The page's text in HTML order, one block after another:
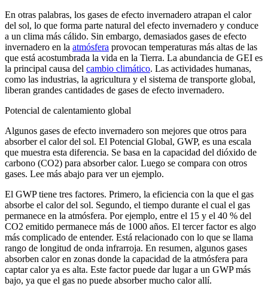
En otras palabras, los gases de efecto invernadero atrapan el calor
del sol, lo que forma parte natural del efecto invernadero y conduce
a un clima más cálido. Sin embargo, demasiados gases de efecto
invernadero en la atmósfera provocan temperaturas más altas de las
que está acostumbrada la vida en la Tierra. La abundancia de GEI es
la principal causa del cambio climático. Las actividades humanas,
como las industrias, la agricultura y el sistema de transporte global,
liberan grandes cantidades de gases de efecto invernadero.
Potencial de calentamiento global
Algunos gases de efecto invernadero son mejores que otros para
absorber el calor del sol. El Potencial Global, GWP, es una escala
que muestra esta diferencia. Se basa en la capacidad del dióxido de
carbono (CO2) para absorber calor. Luego se compara con otros
gases. Lee más abajo para ver un ejemplo.
El GWP tiene tres factores. Primero, la eficiencia con la que el gas
absorbe el calor del sol. Segundo, el tiempo durante el cual el gas
permanece en la atmósfera. Por ejemplo, entre el 15 y el 40 % del
CO2 emitido permanece más de 1000 años. El tercer factor es algo
más complicado de entender. Está relacionado con lo que se llama
rango de longitud de onda infrarroja. En resumen, algunos gases
absorben calor en zonas donde la capacidad de la atmósfera para
captar calor ya es alta. Este factor puede dar lugar a un GWP más
bajo, ya que el gas no puede absorber mucho calor allí.